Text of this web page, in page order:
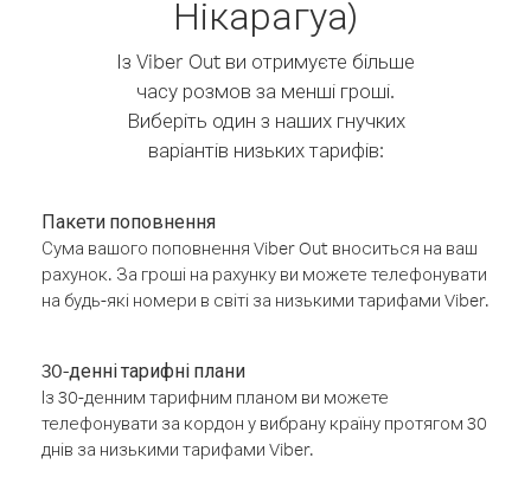
Нікарагуа)
Із Viber Out ви отримуєте більше
часу розмов за менші гроші.
Виберіть один з наших гнучких
варіантів низьких тарифів:
Пакети поповнення
Сума вашого поповнення Viber Out вноситься на ваш
рахунок. За гроші на рахунку ви можете телефонувати
на будь-які номери в світі за низькими тарифами Viber.
30-денні тарифні плани
Із 30-денним тарифним планом ви можете
телефонувати за кордон у вибрану країну протягом 30
днів за низькими тарифами Viber.